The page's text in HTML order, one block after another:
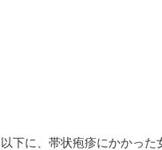
以下に、帯状疱疹にかかった